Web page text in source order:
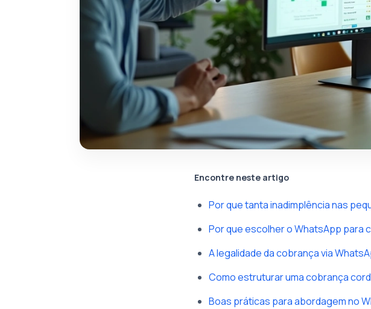
Encontre neste artigo
Por que tanta inadimplência nas
Por que escolher o WhatsApp para
A legalidade da cobrança via
Como estruturar uma cobrança
Boas práticas para abordagem no